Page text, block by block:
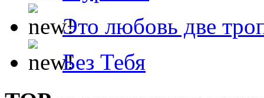
Это любовь две
Без Тебя